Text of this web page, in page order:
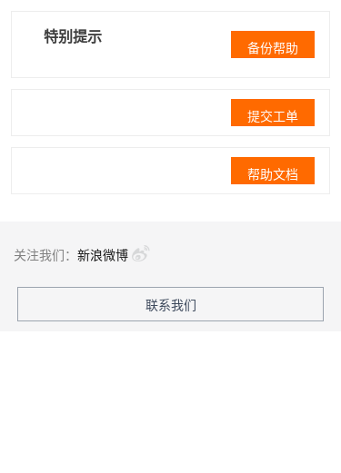
特别提示
备份帮助
提交工单
帮助文档